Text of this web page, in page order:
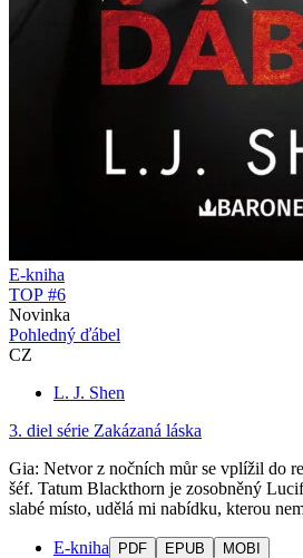
E-kniha
TOP #6
Novinka
Pohledný ďábel
CZ
L. J. Shen
3. diel série Zakázaná láska
Gia: Netvor z nočních můr se vplížil do
šéf. Tatum Blackthorn je zosobněný
slabé místo, udělá mi nabídku, kterou
E-kniha PDF EPUB MOBI